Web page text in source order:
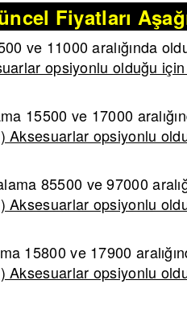
Fiyatları
ve 11000 aralığında
opsiyonlu olduğu
15500 ve 17000
Aksesuarlar opsiyonlu
85500 ve 97000
Aksesuarlar opsiyonlu
15800 ve 17900
Aksesuarlar opsiyonlu